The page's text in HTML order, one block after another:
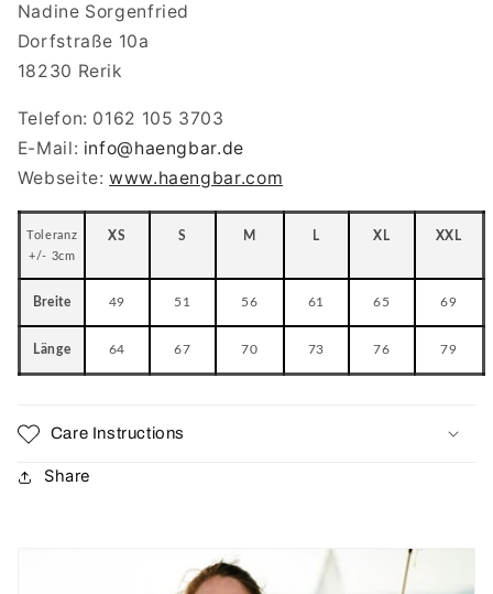
Nadine Sorgenfried
Dorfstraße 10a
18230 Rerik
Telefon: 0162 105 3703
E-Mail: info@haengbar.de
Webseite:www.haengbar.com
Toleranz
+/- 3cm
XS S M L XL XXL
Breite 49 51 56 61 65 69
Länge 64 67 70 73 76 79
Care Instructions
Share